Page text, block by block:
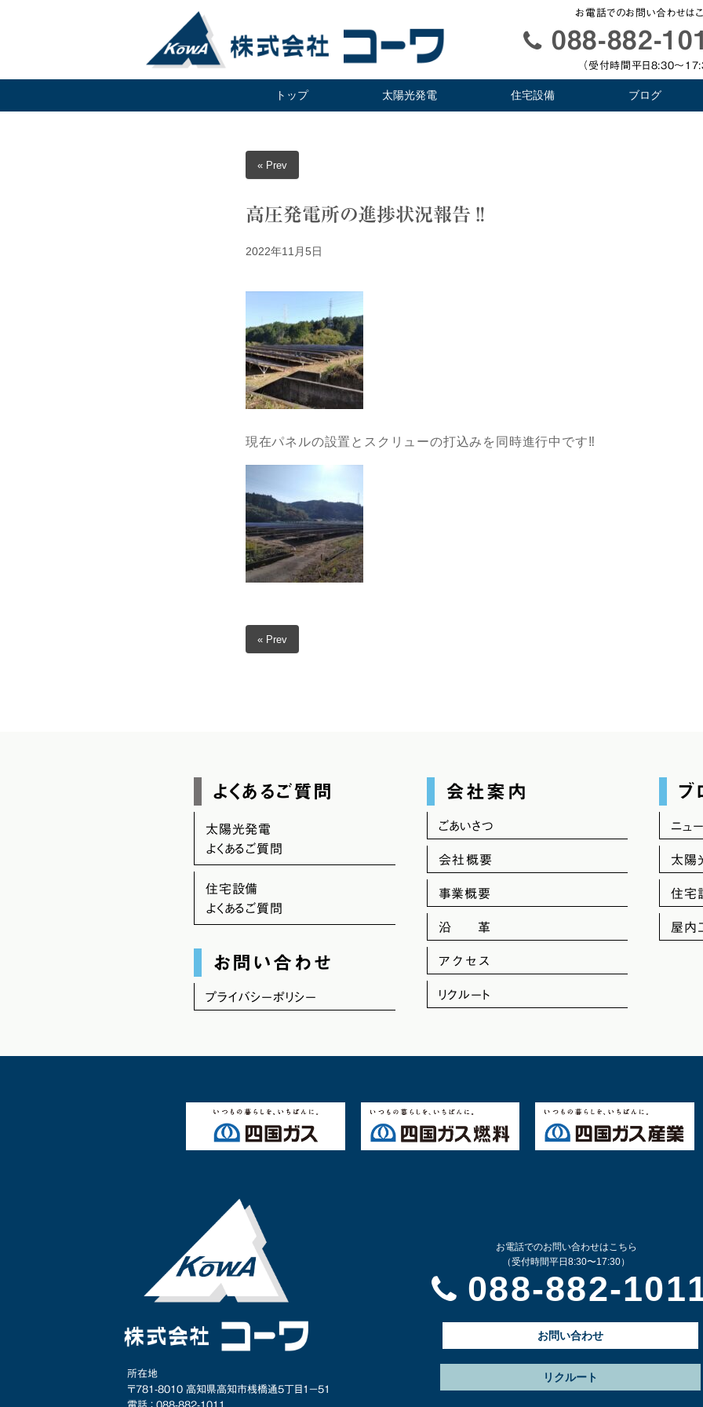
お電話でのお問い合わせはこ
088-882-
（受付時間平日8:30〜
トップ 太陽光発電 住宅設備 ブログ
« Prev
高圧発電所の進捗状況報告‼
2022年11月5日
現在パネルの設置とスクリューの打込みを同時進行中です‼
« Prev
よくあるご質問
太陽光発電
よくあるご質問
住宅設備
よくあるご質問
お問い合わせ
プライバシーポリシー
会社案内
ごあいさつ
会社概要
事業概要
沿 革
アクセス
リクルート
ブ
ニュ
太陽
住宅
屋内
所在地
〒781-8010 高知県高知市桟橋通5丁目1−51
電話 ： 088-882-1011
お電話でのお問い合わせはこちら
（受付時間平日8:30〜17:30）
088-882-
お問い合わせ
リクルート